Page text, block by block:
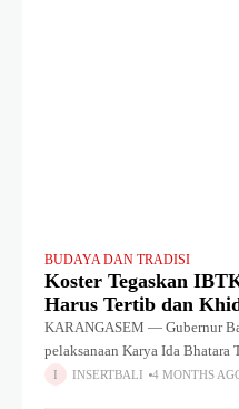
BUDAYA DAN TRADISI
Koster Tegaskan
Harus Tertib dan
KARANGASEM — Gubernur
pelaksanaan Karya Ida
Besakih harus berlangsung
INSERTBALI 4 MONTHS